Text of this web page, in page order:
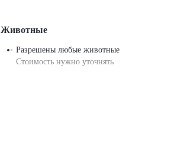
Животные
Разрешены любые животные
Стоимость нужно уточнять